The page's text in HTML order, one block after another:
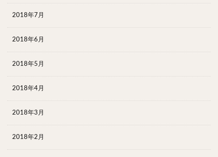
2018年7月
2018年6月
2018年5月
2018年4月
2018年3月
2018年2月